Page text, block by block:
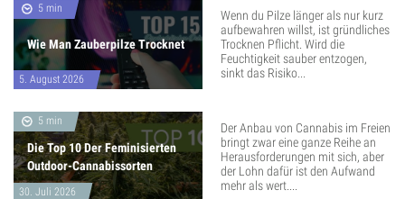
5 min
Wie Man Zauberpilze Trocknet
5. August 2026
Wenn du Pilze länger als nur kurz
aufbewahren willst, ist gründliches
Trocknen Pflicht. Wird die
Feuchtigkeit sauber entzogen,
sinkt das Risiko...
5 min
Die Top 10 Der Feminisierten
Outdoor-Cannabissorten
30. Juli 2026
Der Anbau von Cannabis im Freien
bringt zwar eine ganze Reihe an
Herausforderungen mit sich, aber
der Lohn dafür ist den Aufwand
mehr als wert....